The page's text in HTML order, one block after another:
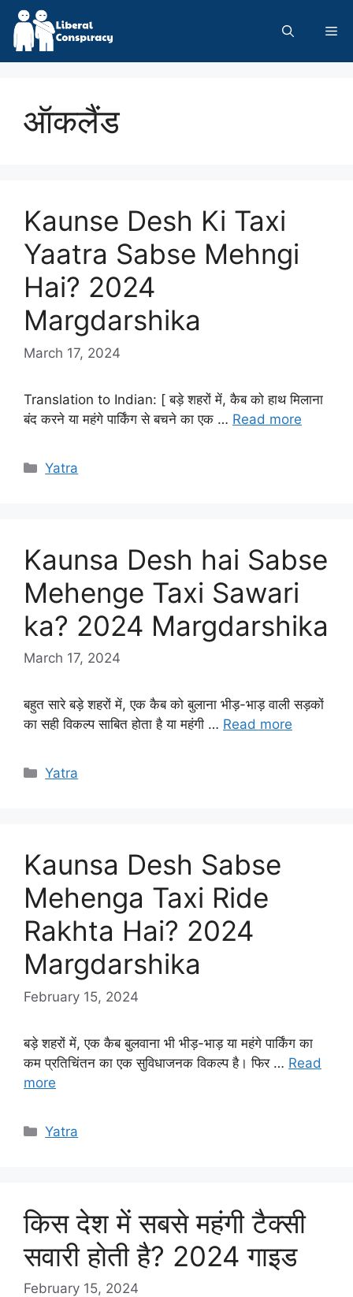
Skip
content
ऑकलैंड
Kaunse Desh Ki Taxi
Yaatra Sabse Mehngi
Hai? 2024
Margdarshika
March 17, 2024
Translation to Indian: [ बड़े शहरों में, कैब को हाथ मिलाना
बंद करने या महंगे पार्किंग से बचने का एक … Read more
Categories
Yatra
Kaunsa Desh hai Sabse
Mehenge Taxi Sawari
ka? 2024 Margdarshika
March 17, 2024
बहुत सारे बड़े शहरों में, एक कैब को बुलाना भीड़-भाड़ वाली सड़कों
का सही विकल्प साबित होता है या महंगी … Read more
Categories
Yatra
Kaunsa Desh Sabse
Mehenga Taxi Ride
Rakhta Hai? 2024
Margdarshika
February 15, 2024
बड़े शहरों में, एक कैब बुलवाना भी भीड़-भाड़ या महंगे पार्किंग का
कम प्रतिचिंतन का एक सुविधाजनक विकल्प है। फिर … Read
more
Categories
Yatra
किस देश में सबसे महंगी टैक्सी
सवारी होती है? 2024 गाइड
February 15, 2024